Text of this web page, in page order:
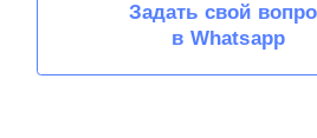
Задать свой
в Whatsapp